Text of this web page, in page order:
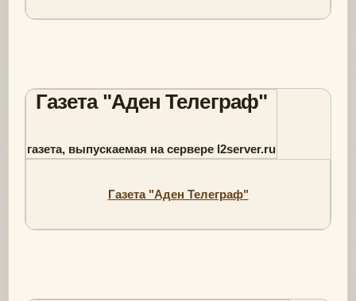
Газета "Аден Телеграф"
газета, выпускаемая на сервере l2server.ru
Газета "Аден Телеграф"